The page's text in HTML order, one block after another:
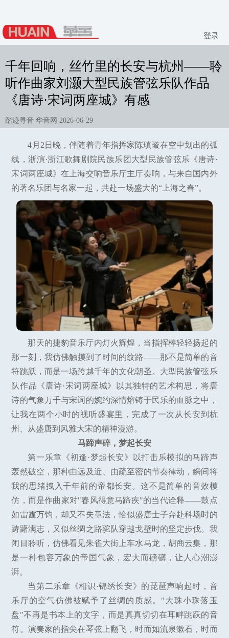
登录
千年回响，丝竹里的长安与杭州——聆
听作曲家刘灏大型民族管弦乐队作品
《唐诗·宋词两座城》有感
踏迹寻音 华音网 2026-06-29
4月2日晚，伴随着青年指挥家陈瑱璇在空中划出的弧
线，浙演·浙江歌舞剧院民族乐团大型民族管弦乐《唐诗·
宋词两座城》在上海交响音乐厅主厅奏响，与来自国内外
的著名乐团与名家一起，共赴一场盛大的“上海之春”。
那天的捷豹音乐厅内灯火辉煌，当指挥棒轻轻扬起的
那一刻，我仿佛触摸到了时间的纹路——那不是简单的音
符跳跃，而是一场跨越千年的文化朝圣。大型民族管弦乐
队作品《唐诗·宋词两座城》以其独特的艺术构思，将唐
诗的气象万千与宋词的婉约深情熔铸于民乐的血脉之中，
让我在两个小时的视听盛宴里，完成了一次从长安到杭
州、从盛唐到风雅大宋的精神漫游。
马蹄声碎，梦起长安
第一乐章《初逢·梦起长安》以打击乐模拟的马蹄声
轰然破空，那种由远及近、由疏至密的节奏律动，瞬间将
我的思绪拽入千年前的帝都长安。这不是简单的音效模
仿，而是作曲家对"春风得意马蹄疾"的当代诠释——鼓点
如雷霆万钧，却又不失章法，恰似盛唐士子奔赴科场时的
踌躇满志，又似丝绸之路驼队穿越戈壁时的坚定步伐。我
闭目聆听，仿佛看见朱雀大街上车水马龙，胡商云集，那
是一种包容万象的帝国气象，宏大而磅礴，让人心潮澎
湃。
当第二乐章《相识·锦绣长安》的琵琶声响起时，音
乐厅的空气仿佛被赋予了丝绸的质感。"大珠小珠落玉
盘"不再是书本上的文字，而是真真切切在耳畔跳跃的音
符。演奏家的指尖在琴弦上翻飞，时而如流泉漱石，时而